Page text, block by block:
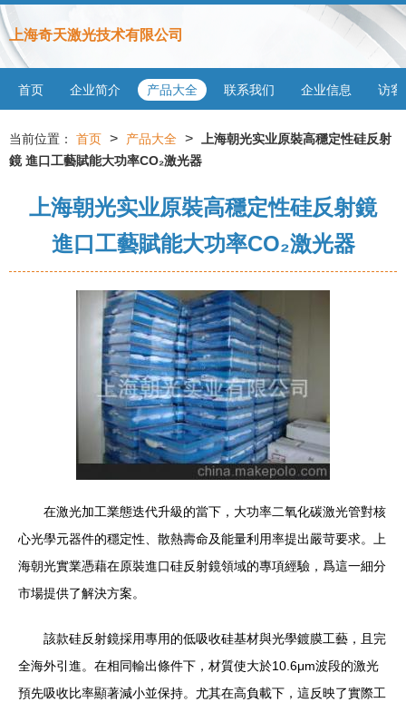
上海奇天激光技术有限公司
首页 企业简介 产品大全 联系我们 企业信息 访客
当前位置： 首页 > 产品大全 >
上海朝光实业原裝高穩定性硅反射
鏡 進口工藝賦能大功率CO₂激光器
上海朝光实业原裝高穩定性硅反射鏡
進口工藝賦能大功率CO₂激光器
在激光加工業態迭代升級的當下，大功率二氧化碳激光管對核
心光學元器件的穩定性、散熱壽命及能量利用率提出嚴苛要求。上
海朝光實業憑藉在原裝進口硅反射鏡領域的專項經驗，爲這一細分
市場提供了解決方案。
該款硅反射鏡採用專用的低吸收硅基材與光學鍍膜工藝，且完
全海外引進。在相同輸出條件下，材質使大於10.6μm波段的激光
預先吸收比率顯著減小並保持。尤其在高負載下，這反映了實際工